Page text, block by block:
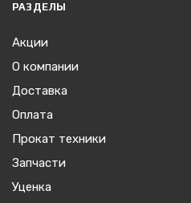
РАЗДЕЛЫ
Акции
О компании
Доставка
Оплата
Прокат техники
Запчасти
Уценка